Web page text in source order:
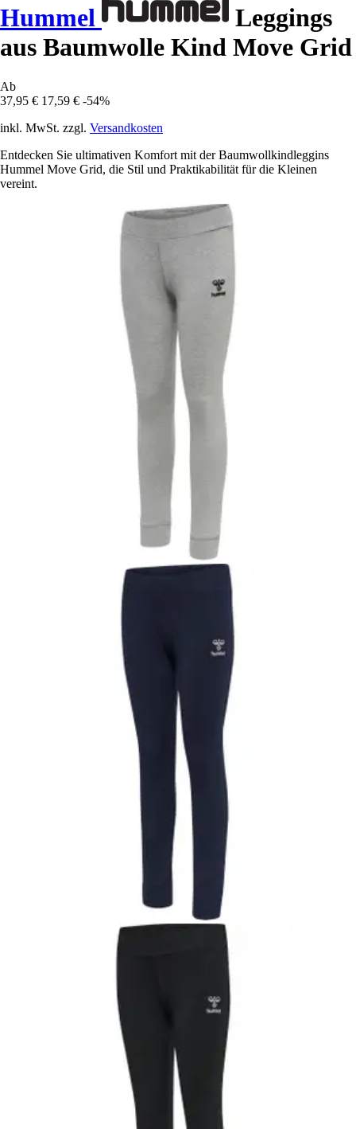
Hummel
Leggings
aus Baumwolle Kind Move Grid
Ab
37,95 € 17,59 € -54%
inkl. MwSt. zzgl. Versandkosten
Entdecken Sie ultimativen Komfort mit der Baumwollkindleggins
Hummel Move Grid, die Stil und Praktikabilität für die Kleinen
vereint.